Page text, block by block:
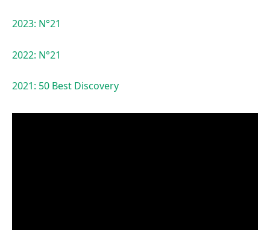
2023: N°21
2022: N°21
2021: 50 Best Discovery